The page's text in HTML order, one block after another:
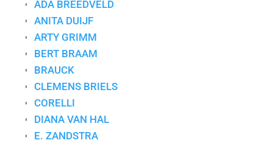
ADA BREEDVELD
ANITA DUIJF
ARTY GRIMM
BERT BRAAM
BRAUCK
CLEMENS BRIELS
CORELLI
DIANA VAN HAL
E. ZANDSTRA